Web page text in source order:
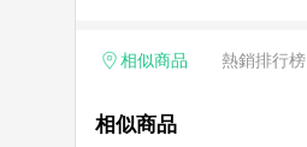
相似商品 熱銷排行榜
相似商品